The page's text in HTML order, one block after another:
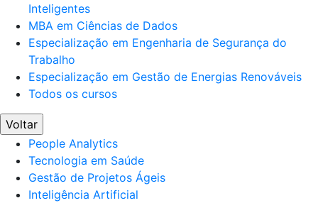
Inteligentes
MBA em Ciências de Dados
Especialização em Engenharia de Segurança do
Trabalho
Especialização em Gestão de Energias Renováveis
Todos os cursos
Voltar
People Analytics
Tecnologia em Saúde
Gestão de Projetos Ágeis
Inteligência Artificial